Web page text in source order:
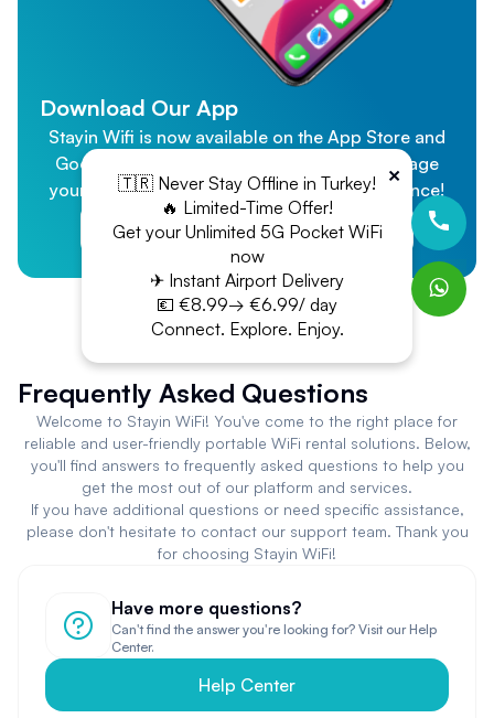
Download Our App
Stayin Wifi is now available on the App Store and
Google Play! Effortlessly purchase and manage
your WiFi connection for a seamless experience!
App Store
Google Play
Frequently Asked Questions
Welcome to Stayin WiFi! You've come to the right place for
reliable and user-friendly portable WiFi rental solutions. Below,
you'll find answers to frequently asked questions to help you
get the most out of our platform and services.
If you have additional questions or need specific assistance,
please don't hesitate to contact our support team. Thank you
for choosing Stayin WiFi!
Have more questions?
Can't find the answer you're looking for? Visit our Help
Center.
Help Center
×
🇹🇷 Never Stay Offline in Turkey!
🔥 Limited-Time Offer!
Get your Unlimited 5G Pocket WiFi
now
✈ Instant Airport Delivery
💶 €8.99→ €6.99/ day
Connect. Explore. Enjoy.